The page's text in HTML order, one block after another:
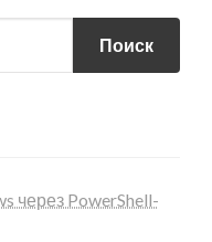
через PowerShell-